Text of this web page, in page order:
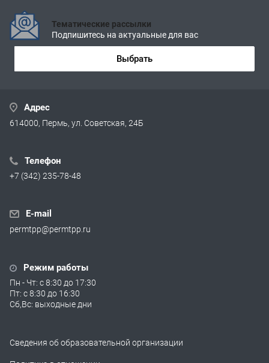
Тематические рассылки
Подпишитесь на актуальные для вас
Выбрать
Адрес
614000, Пермь, ул. Советская, 24Б
Телефон
+7 (342) 235-78-48
E-mail
permtpp@permtpp.ru
Режим работы
Пн - Чт: с 8:30 до 17:30
Пт: с 8:30 до 16:30
Сб,Вс: выходные дни
Сведения об образовательной организации